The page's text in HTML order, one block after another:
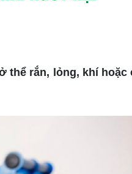
thể rắn, lỏng, khí